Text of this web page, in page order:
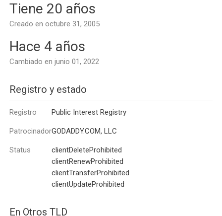
Tiene 20 años
Creado en octubre 31, 2005
Hace 4 años
Cambiado en junio 01, 2022
Registro y estado
Registro Public Interest Registry
PatrocinadorGODADDY.COM, LLC
Status
clientDeleteProhibited
clientRenewProhibited
clientTransferProhibited
clientUpdateProhibited
En Otros TLD